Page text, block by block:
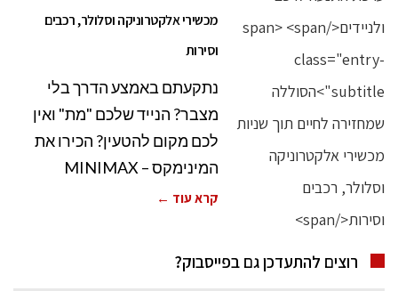
מכשירי אלקטרוניקה וסלולר, רכבים
וסירות
נתקעתם באמצע הדרך בלי
מצבר? הנייד שלכם "מת" ואין
לכם מקום להטעין? הכירו את
המינימקס – MINIMAX
קרא עוד ←
רוצים להתעדכן גם בפייסבוק?